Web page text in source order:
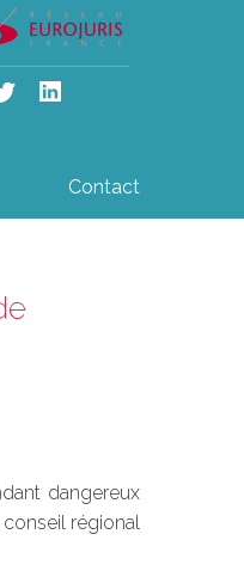
Contact
dangereux
régional